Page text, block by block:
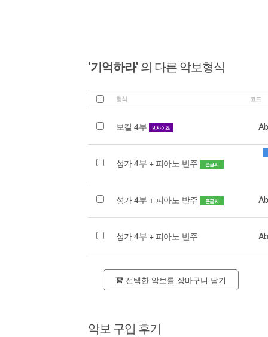
'기억하라'의 다른 악보형식
형식 코드
보컬 4부 빅사이즈
성가 4부 + 피아노 반주 큰글씨
성가 4부 + 피아노 반주 큰글씨
성가 4부 + 피아노 반주
선택한 악보를 장바구니 담기
악보 구입 후기